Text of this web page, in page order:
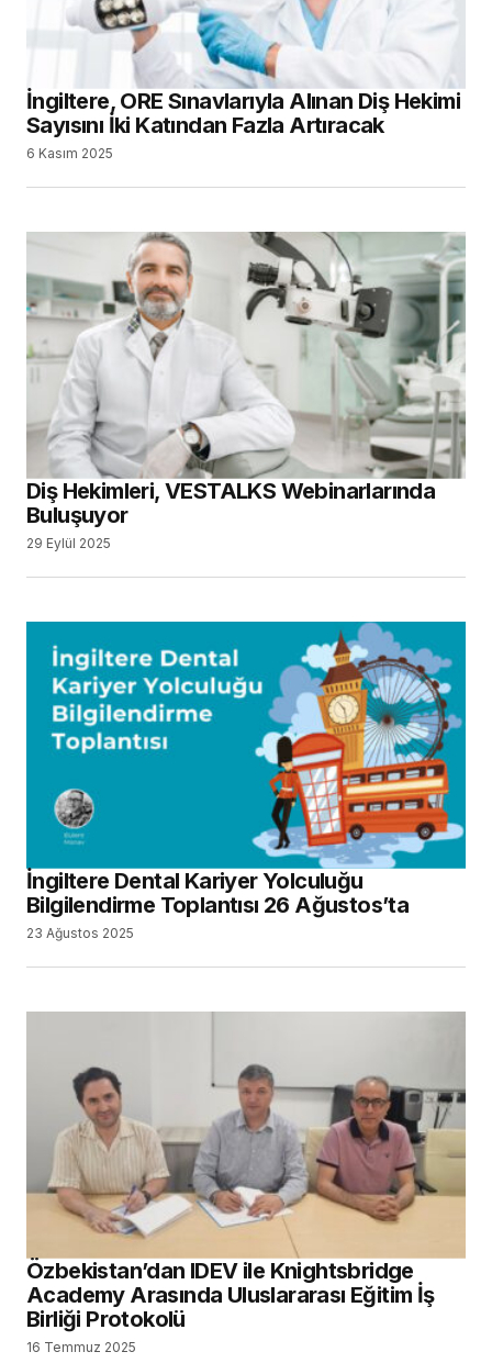
İngiltere, ORE Sınavlarıyla Alınan Diş Hekimi
Sayısını İki Katından Fazla Artıracak
6 Kasım 2025
Diş Hekimleri, VESTALKS Webinarlarında
Buluşuyor
29 Eylül 2025
İngiltere Dental Kariyer Yolculuğu
Bilgilendirme Toplantısı 26 Ağustos’ta
23 Ağustos 2025
Özbekistan’dan IDEV ile Knightsbridge
Academy Arasında Uluslararası Eğitim İş
Birliği Protokolü
16 Temmuz 2025